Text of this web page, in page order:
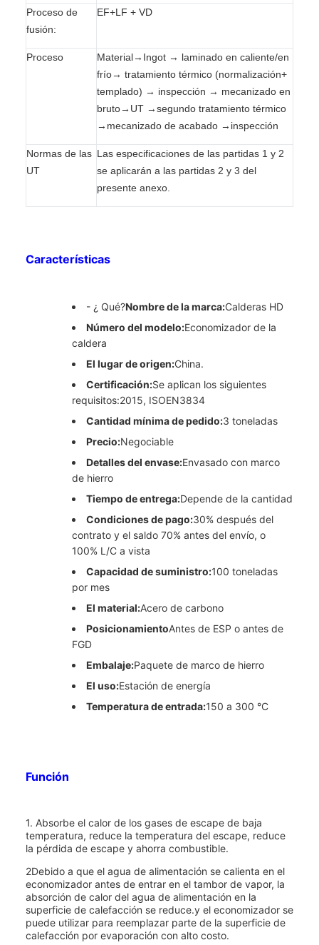
Proceso de
fusión:
EF+LF + VD
Proceso
Material→Ingot → laminado en caliente/en
frío→ tratamiento térmico (normalización+
templado) → inspección → mecanizado en
bruto→UT →segundo tratamiento térmico
→mecanizado de acabado →inspección
Normas de las
UT
Las especificaciones de las partidas 1 y 2
se aplicarán a las partidas 2 y 3 del
presente anexo.
Características
- ¿ Qué?Nombre de la marca:Calderas HD
Número del modelo:Economizador de la
caldera
El lugar de origen:China.
Certificación:Se aplican los siguientes
requisitos:2015, ISOEN3834
Cantidad mínima de pedido:3 toneladas
Precio:Negociable
Detalles del envase:Envasado con marco
de hierro
Tiempo de entrega:Depende de la cantidad
Condiciones de pago:30% después del
contrato y el saldo 70% antes del envío, o
100% L/C a vista
Capacidad de suministro:100 toneladas
por mes
El material:Acero de carbono
PosicionamientoAntes de ESP o antes de
FGD
Embalaje:Paquete de marco de hierro
El uso:Estación de energía
Temperatura de entrada:150 a 300 °C
Función
1. Absorbe el calor de los gases de escape de baja
temperatura, reduce la temperatura del escape, reduce
la pérdida de escape y ahorra combustible.
2Debido a que el agua de alimentación se calienta en el
economizador antes de entrar en el tambor de vapor, la
absorción de calor del agua de alimentación en la
superficie de calefacción se reduce.y el economizador se
puede utilizar para reemplazar parte de la superficie de
calefacción por evaporación con alto costo.